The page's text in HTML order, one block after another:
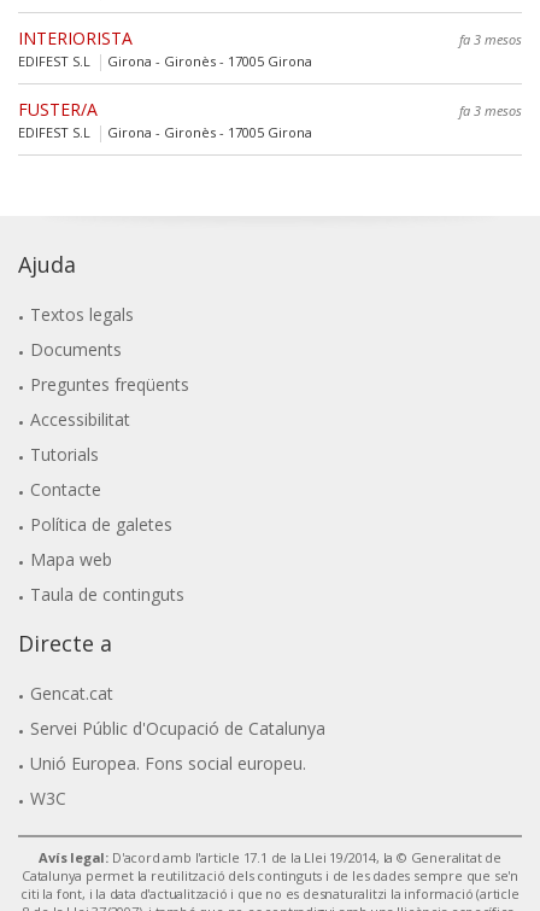
INTERIORISTA
fa 3 mesos
EDIFEST S.L
Girona - Gironès - 17005 Girona
FUSTER/A
fa 3 mesos
EDIFEST S.L
Girona - Gironès - 17005 Girona
Ajuda
Textos legals
Documents
Preguntes freqüents
Accessibilitat
Tutorials
Contacte
Política de galetes
Mapa web
Taula de continguts
Directe a
Gencat.cat
Servei Públic d'Ocupació de Catalunya
Unió Europea. Fons social europeu.
W3C
Avís legal: D'acord amb l'article 17.1 de la Llei 19/2014, la © Generalitat de
Catalunya permet la reutilització dels continguts i de les dades sempre que se'n
citi la font, i la data d'actualització i que no es desnaturalitzi la informació (article